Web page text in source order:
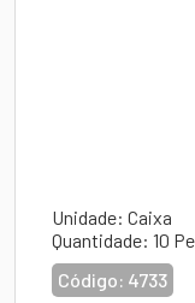
Unidade: Caixa
Quantidade: 10
Código: 4733